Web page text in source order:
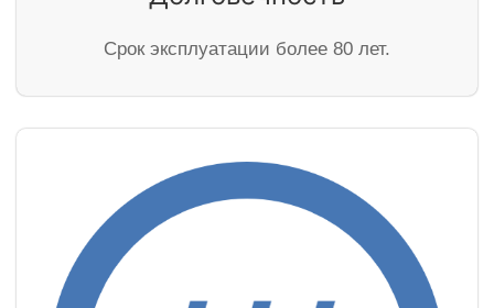
Cрок эксплуатации более 80 лет.